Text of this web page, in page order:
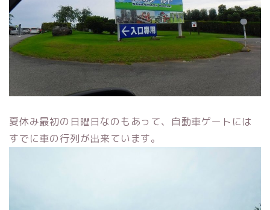
夏休み最初の日曜日なのもあって、自動車ゲートには
すでに車の行列が出来ています。